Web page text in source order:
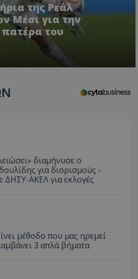
της Ρεάλ
Μέσι για την
του
διαμήνυσε ο
για διορισμούς -
ΔΗΣΥ-ΑΚΕΛ για εκλογές
μέθοδο που μας ηρεμεί
3 απλά βήματα